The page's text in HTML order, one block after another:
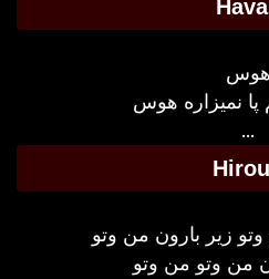
هوس
نمیزاره هوس
...
زیر بارون من وتو
من وتو من وتو